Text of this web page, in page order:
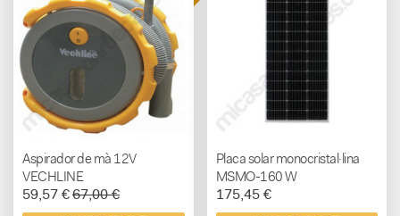
Aspirador de mà 12V
VECHLINE
59,57 €67,00 €
Placa solar monocristal·lina
MSMO-160 W
175,45 €